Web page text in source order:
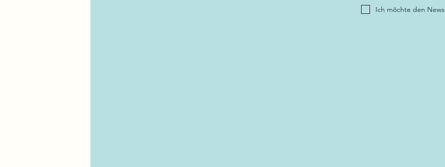
Ich môchte den